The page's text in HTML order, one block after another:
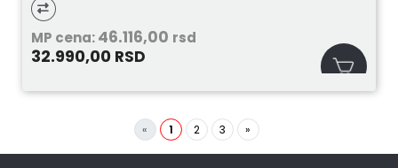
MP cena:46.116,00 rsd
32.990,00 RSD
« 1 2 3 »